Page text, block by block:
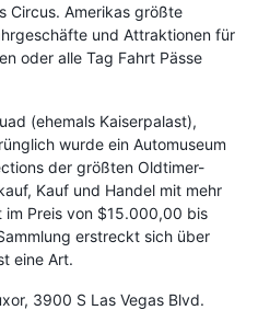
Circus. Amerikas größte
und Attraktionen für
oder alle Tag Fahrt Pässe
(ehemals Kaiserpalast),
wurde ein Automuseum
der größten Oldtimer-
Kauf und Handel mit mehr
Preis von $15.000,00 bis
erstreckt sich über
eine Art.
3900 S Las Vegas Blvd.